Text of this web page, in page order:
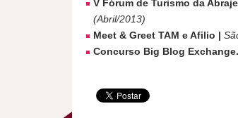
V Fórum de Turismo da
(Abril/2013)
Meet & Greet TAM e Afilio |
Concurso Big Blog